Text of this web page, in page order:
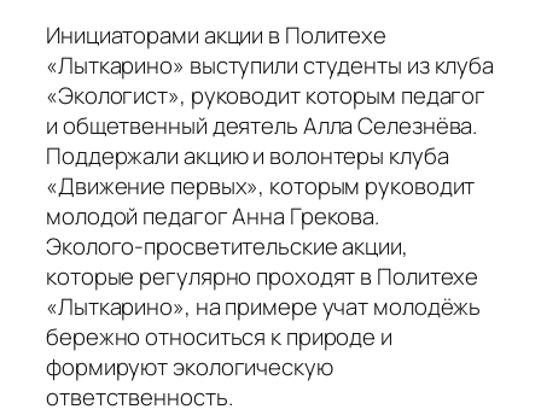
Инициаторами акции в Политехе
«Лыткарино» выступили студенты из клуба
«Экологист», руководит которым педагог
и общетвенный деятель Алла Селезнёва.
Поддержали акцию и волонтеры клуба
«Движение первых», которым руководит
молодой педагог Анна Грекова.
Эколого‑просветительские акции,
которые регулярно проходят в Политехе
«Лыткарино», на примере учат молодёжь
бережно относиться к природе и
формируют экологическую
ответственность.